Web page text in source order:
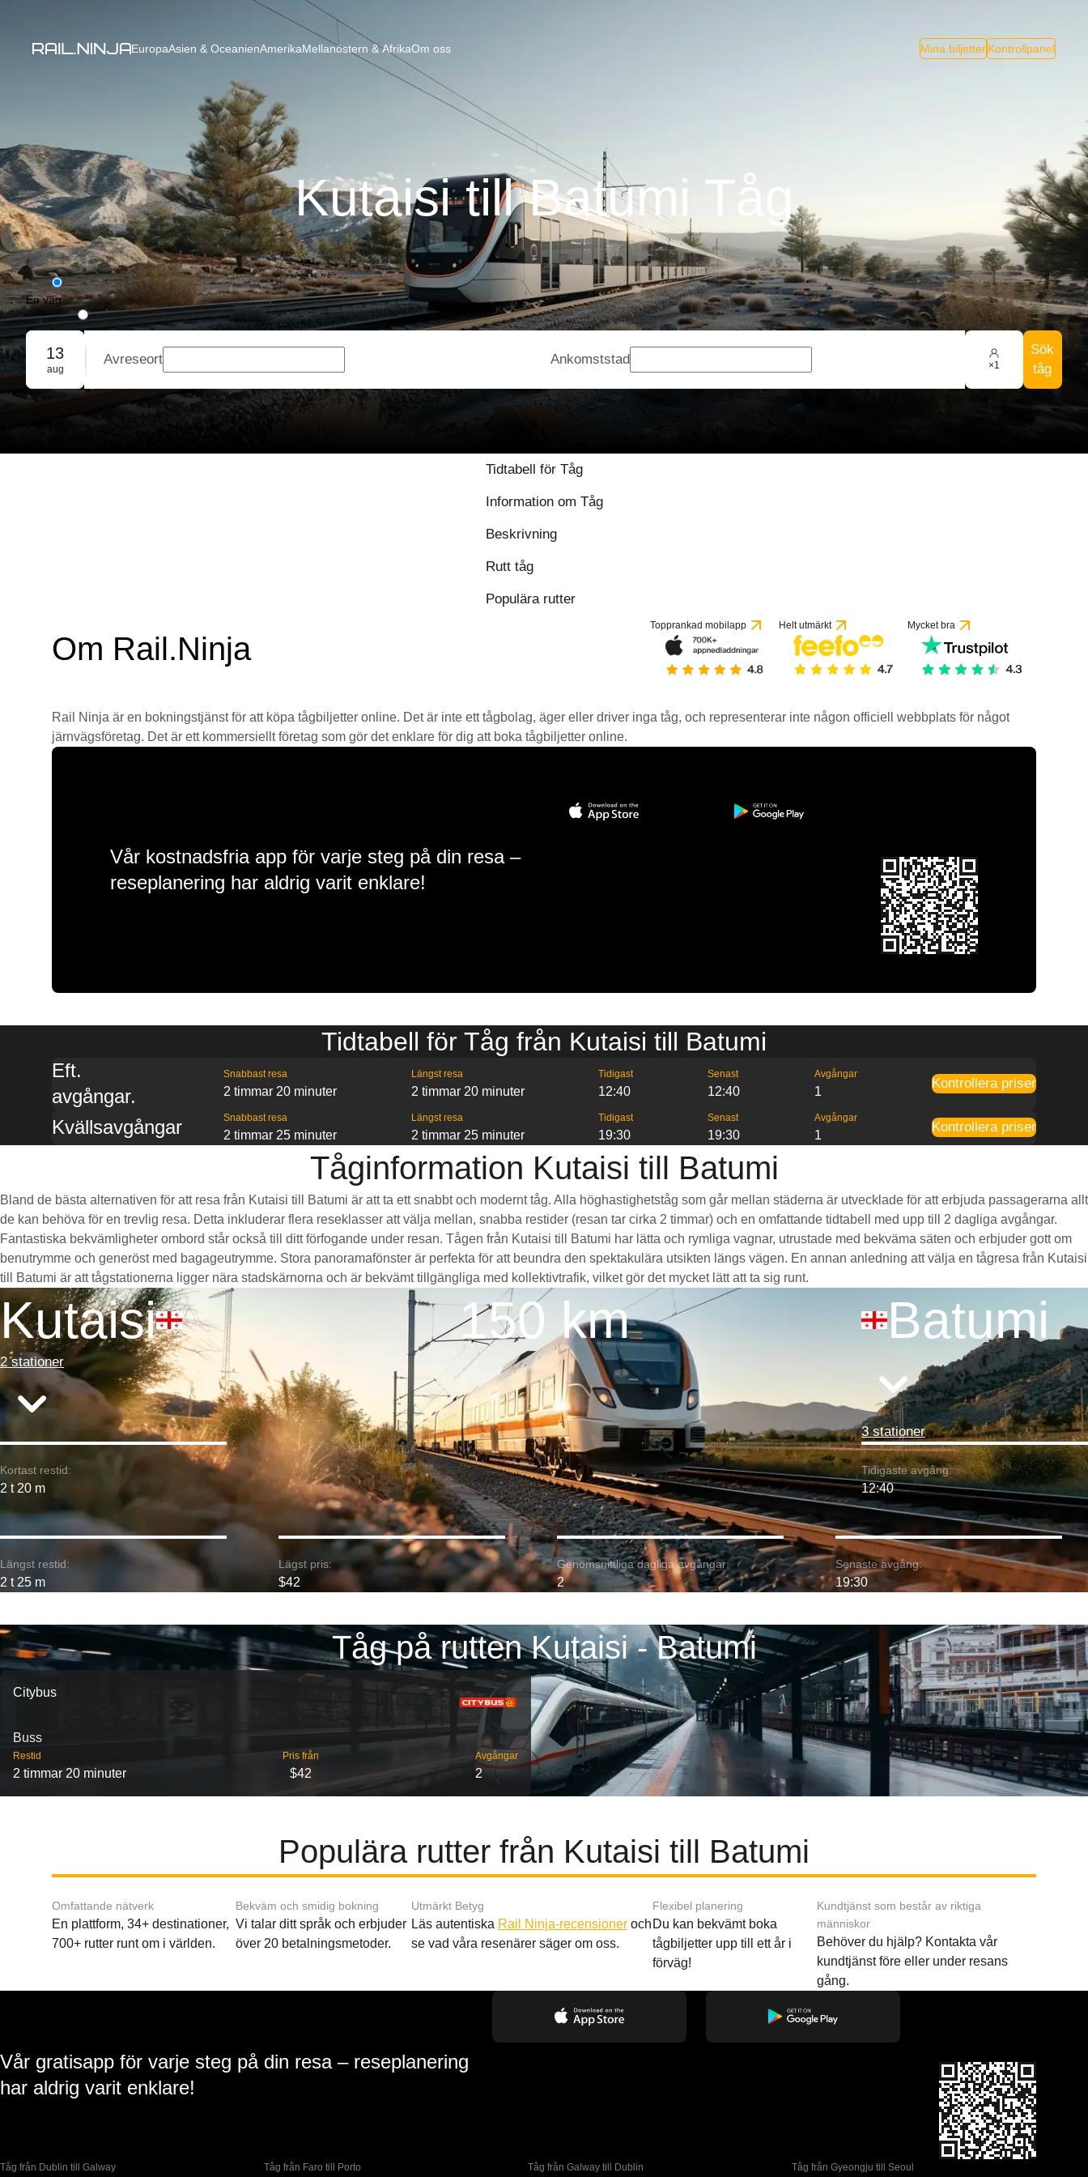
EuropaAsien & OceanienAmerikaMellanöstern & AfrikaOm oss Mina biljetterKontrollpanel
Kutaisi till Batumi Tåg
En väg
Rundresa
Gruppbokning
13
aug
Avreseort Ankomststad ×1
Sök
tåg
Tidtabell för Tåg
Information om Tåg
Beskrivning
Rutt tåg
Populära rutter
Om Rail.Ninja
Topprankad mobilapp Helt utmärkt Mycket bra
Rail Ninja är en bokningstjänst för att köpa tågbiljetter online. Det är inte ett tågbolag, äger eller driver inga tåg, och representerar inte någon officiell webbplats för något
järnvägsföretag. Det är ett kommersiellt företag som gör det enklare för dig att boka tågbiljetter online.
Vår kostnadsfria app för varje steg på din resa –
reseplanering har aldrig varit enklare!
Tidtabell för Tåg från Kutaisi till Batumi
Eft.
avgångar.
Snabbast resa
2 timmar 20 minuter
Längst resa
2 timmar 20 minuter
Tidigast
12:40
Senast
12:40
Avgångar
1
Kontrollera priser
Kvällsavgångar Snabbast resa
2 timmar 25 minuter
Längst resa
2 timmar 25 minuter
Tidigast
19:30
Senast
19:30
Avgångar
1
Kontrollera priser
Tåginformation Kutaisi till Batumi
Bland de bästa alternativen för att resa från Kutaisi till Batumi är att ta ett snabbt och modernt tåg. Alla höghastighetståg som går mellan städerna är utvecklade för att erbjuda passagerarna allt
de kan behöva för en trevlig resa. Detta inkluderar flera reseklasser att välja mellan, snabba restider (resan tar cirka 2 timmar) och en omfattande tidtabell med upp till 2 dagliga avgångar.
Fantastiska bekvämligheter ombord står också till ditt förfogande under resan. Tågen från Kutaisi till Batumi har lätta och rymliga vagnar, utrustade med bekväma säten och erbjuder gott om
benutrymme och generöst med bagageutrymme. Stora panoramafönster är perfekta för att beundra den spektakulära utsikten längs vägen. En annan anledning att välja en tågresa från Kutaisi
till Batumi är att tågstationerna ligger nära stadskärnorna och är bekvämt tillgängliga med kollektivtrafik, vilket gör det mycket lätt att ta sig runt.
Kutaisi
2 stationer
150 km Batumi
3 stationer
Kortast restid:
2 t 20 m
Tidigaste avgång:
12:40
Längst restid:
2 t 25 m
Lägst pris:
$42
Genomsnittliga dagliga avgångar:
2
Senaste avgång:
19:30
Tåg på rutten Kutaisi - Batumi
Citybus
Buss
Restid
2 timmar 20 minuter
Pris från
$42
Avgångar
2
Populära rutter från Kutaisi till Batumi
Omfattande nätverk
En plattform, 34+ destinationer,
700+ rutter runt om i världen.
Bekväm och smidig bokning
Vi talar ditt språk och erbjuder
över 20 betalningsmetoder.
Utmärkt Betyg
Läs autentiska Rail Ninja-recensioneroch
se vad våra resenärer säger om oss.
Flexibel planering
Du kan bekvämt boka
tågbiljetter upp till ett år i
förväg!
Kundtjänst som består av riktiga
människor
Behöver du hjälp? Kontakta vår
kundtjänst före eller under resans
gång.
Vår gratisapp för varje steg på din resa – reseplanering
har aldrig varit enklare!
Tåg från Dublin till Galway Tåg från Faro till Porto Tåg från Galway till Dublin Tåg från Gyeongju till Seoul